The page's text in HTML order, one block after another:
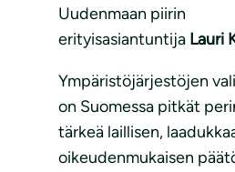
Uudenmaan piirin
erityisasiantuntija Lauri
Ympäristöjärjestöjen
on Suomessa pitkät
tärkeä laillisen,
oikeudenmukaisen